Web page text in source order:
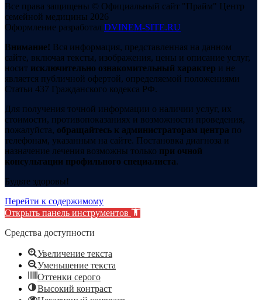
Все права защищены © Официальный сайт "Прайм" Центр
семейной медицины 2026
Оформление разработал DVINEM-SITE.RU
Внимание! Вся информация, представленная на данном
сайте, включая тексты, изображения, цены и описание услуг,
носит исключительно ознакомительный характер и не
является публичной офертой, определяемой положениями
Статьи 437 Гражданского кодекса РФ.
Для получения точной информации о наличии услуг, их
стоимости, противопоказаниях и возможности проведения,
пожалуйста, обращайтесь к администраторам центра по
телефонам, указанным на сайте. Постановка диагноза и
назначение лечения возможны только при очной
консультации профильного специалиста.
Будьте здоровы!
Перейти к содержимому
Открыть панель инструментов
Средства доступности
Увеличение текста
Уменьшение текста
Оттенки серого
Высокий контраст